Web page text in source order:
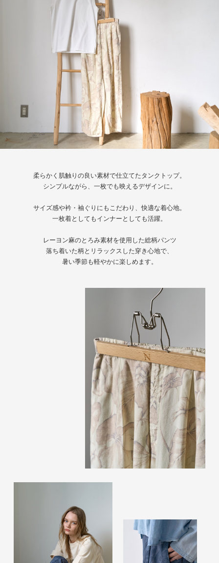
柔らかく肌触りの良い素材で仕立てたタンクトップ。
シンプルながら、一枚でも映えるデザインに。
サイズ感や衿・袖ぐりにもこだわり、快適な着心地。
一枚着としてもインナーとしても活躍。
レーヨン麻のとろみ素材を使用した総柄パンツ
落ち着いた柄とリラックスした穿き心地で、
暑い季節も軽やかに楽しめます。